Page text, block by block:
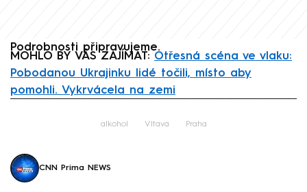
Podrobnosti připravujeme.
MOHLO BY VÁS ZAJÍMAT: Otřesná scéna ve vlaku:
Pobodanou Ukrajinku lidé točili, místo aby
pomohli. Vykrvácela na zemi
alkohol Vltava Praha
CNN Prima NEWS